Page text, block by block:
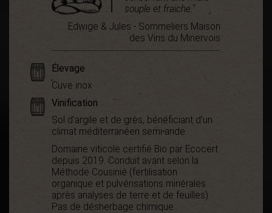
souple et fraiche."
Edwige & Jules - Sommeliers Maison
des Vins du Minervois
Élevage
Cuve inox
Vinification
Sol d’argile et de grès, bénéficiant d’un
climat méditerranéen semi-aride.
Domaine viticole certifié Bio par Ecocert
depuis 2019. Conduit avant selon la
Méthode Cousinié (fertilisation
organique et pulvérisations minérales
après analyses de terre et de feuilles).
Pas de désherbage chimique.